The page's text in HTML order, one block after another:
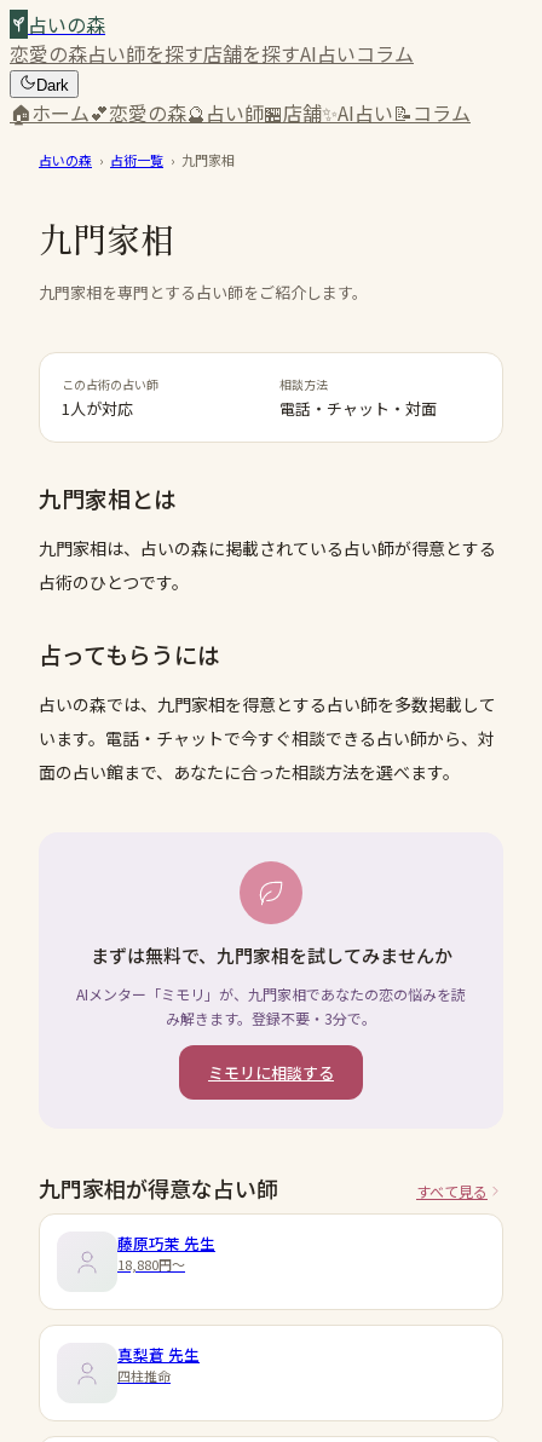
占いの森
恋愛の森占い師を探す店舗を探すAI占いコラム
Dark
🏠ホーム💕恋愛の森🔮占い師🏪店舗✨AI占い📝コラム
占いの森 › 占術一覧 › 九門家相
九門家相
九門家相を専門とする占い師をご紹介します。
この占術の占い師
1人が対応
相談方法
電話・チャット・対面
九門家相とは
九門家相は、占いの森に掲載されている占い師が得意とする
占術のひとつです。
占ってもらうには
占いの森では、 九門家相を得意とする占い師を多数掲載して
います。電話・チャットで今すぐ相談できる占い師から、対
面の占い館まで、あなたに合った相談方法を選べます。
まずは無料で、九門家相を試してみませんか
AIメンター「ミモリ」が、九門家相であなたの恋の悩みを読
み解きます。登録不要・3分で。
ミモリに相談する
九門家相が得意な占い師 すべて見る
藤原巧茉 先生
18,880円〜
真梨蒼 先生
四柱推命